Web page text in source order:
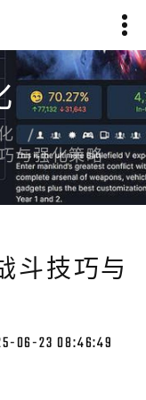
与强化策略
斗技巧与
06-23 08:46:49